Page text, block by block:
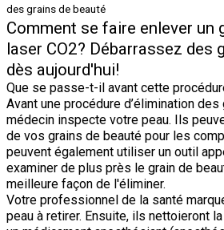
Comment se faire enlever un
laser CO2? Débarrassez des
dès aujourd'hui!
Que se passe-t-il avant cette
Avant une procédure d’élimination
médecin inspecte votre peau. Ils
de vos grains de beauté pour les
peuvent également utiliser un outil
examiner de plus près le grain de
meilleure façon de l'éliminer.
Votre professionnel de la santé
peau à retirer. Ensuite, ils nettoieront